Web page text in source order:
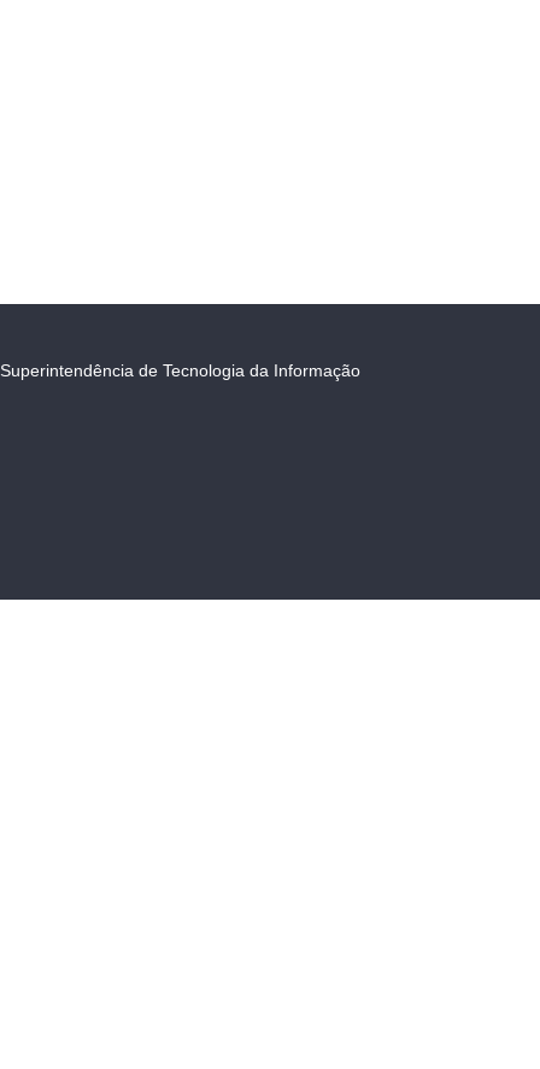
Superintendência de Tecnologia da Informação